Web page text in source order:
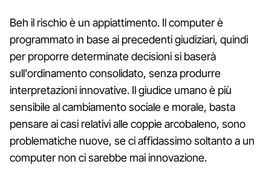
Beh il rischio è un appiattimento. Il computer è
programmato in base ai precedenti giudiziari, quindi
per proporre determinate decisioni si baserà
sull'ordinamento consolidato, senza produrre
interpretazioni innovative. Il giudice umano è più
sensibile al cambiamento sociale e morale, basta
pensare ai casi relativi alle coppie arcobaleno, sono
problematiche nuove, se ci affidassimo soltanto a un
computer non ci sarebbe mai innovazione.